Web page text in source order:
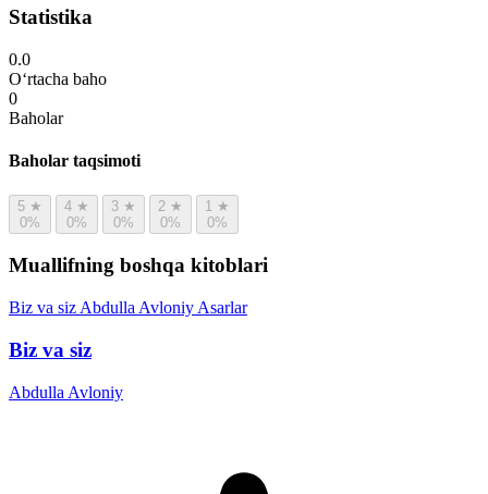
Statistika
0.0
O‘rtacha baho
0
Baholar
Baholar taqsimoti
5 ★
0%
4 ★
0%
3 ★
0%
2 ★
0%
1 ★
0%
Muallifning boshqa kitoblari
Biz va siz Abdulla Avloniy Asarlar
Biz va siz
Abdulla Avloniy